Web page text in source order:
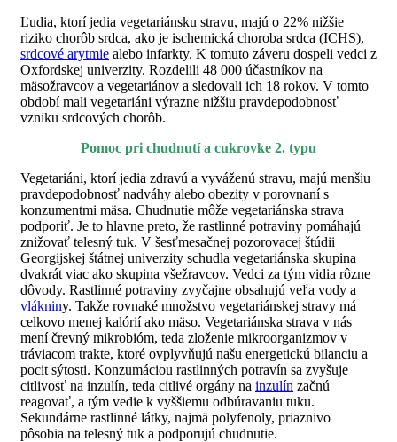
Ľudia, ktorí jedia vegetariánsku stravu, majú o 22% nižšie
riziko chorôb srdca, ako je ischemická choroba srdca (ICHS),
srdcové arytmie alebo infarkty. K tomuto záveru dospeli vedci z
Oxfordskej univerzity. Rozdelili 48 000 účastníkov na
mäsožravcov a vegetariánov a sledovali ich 18 rokov. V tomto
období mali vegetariáni výrazne nižšiu pravdepodobnosť
vzniku srdcových chorôb.
Pomoc pri chudnutí a cukrovke 2. typu
Vegetariáni, ktorí jedia zdravú a vyváženú stravu, majú menšiu
pravdepodobnosť nadváhy alebo obezity v porovnaní s
konzumentmi mäsa. Chudnutie môže vegetariánska strava
podporiť. Je to hlavne preto, že rastlinné potraviny pomáhajú
znižovať telesný tuk. V šesťmesačnej pozorovacej štúdii
Georgijskej štátnej univerzity schudla vegetariánska skupina
dvakrát viac ako skupina všežravcov. Vedci za tým vidia rôzne
dôvody. Rastlinné potraviny zvyčajne obsahujú veľa vody a
vlákniny. Takže rovnaké množstvo vegetariánskej stravy má
celkovo menej kalórií ako mäso. Vegetariánska strava v nás
mení črevný mikrobióm, teda zloženie mikroorganizmov v
tráviacom trakte, ktoré ovplyvňujú našu energetickú bilanciu a
pocit sýtosti. Konzumáciou rastlinných potravín sa zvyšuje
citlivosť na inzulín, teda citlivé orgány na inzulín začnú
reagovať, a tým vedie k vyššiemu odbúravaniu tuku.
Sekundárne rastlinné látky, najmä polyfenoly, priaznivo
pôsobia na telesný tuk a podporujú chudnutie.